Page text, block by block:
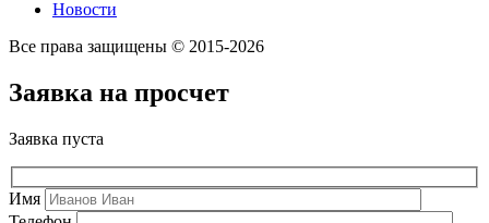
Новости
Все права защищены © 2015-2026
Заявка на просчет
Заявка пуста
Имя